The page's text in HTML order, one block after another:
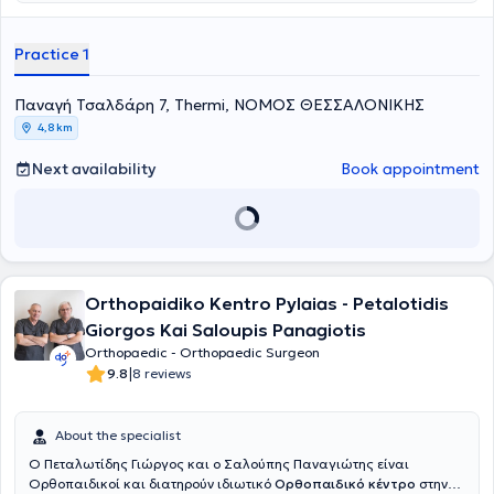
Practice 1
Παναγή Τσαλδάρη 7, Thermi, ΝΟΜΟΣ ΘΕΣΣΑΛΟΝΙΚΗΣ
4,8 km
Next availability Book appointment
Orthopaidiko Kentro Pylaias - Petalotidis
Giorgos Kai Saloupis Panagiotis
Orthopaedic - Orthopaedic Surgeon
9.8|8 reviews
About the specialist
Ο Πεταλωτίδης Γιώργος και ο Σαλούπης Παναγιώτης είναι
Ορθοπαιδικοί και διατηρούν ιδιωτικό Ορθοπαιδικό κέντρο στην